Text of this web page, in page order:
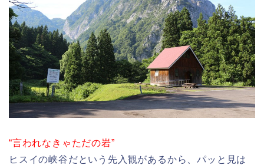
“言われなきゃただの岩”
ヒスイの峡谷だという先入観があるから、パッと見は